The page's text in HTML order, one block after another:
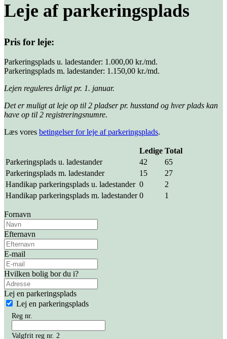
Leje af parkerings­plads
Pris for leje:
Parkeringsplads u. ladestander: 1.000,00 kr./md.
Parkeringsplads m. ladestander: 1.150,00 kr./md.
Lejen reguleres årligt pr. 1. januar.
Det er muligt at leje op til 2 pladser pr. husstand og hver plads kan
have op til 2 registreringsnumre.
Læs vores betingelser for leje af parkeringsplads.
Ledige Total
Parkeringsplads u. ladestander
42
65
Parkeringsplads m. ladestander
15
27
Handikap parkeringsplads u. ladestander 0
2
Handikap parkeringsplads m. ladestander 0 1
Fornavn
Efternavn
E-mail
Hvilken bolig bor du i?
Lej en parkeringsplads
Lej en parkeringsplads
Reg nr.
Valgfrit reg nr. 2